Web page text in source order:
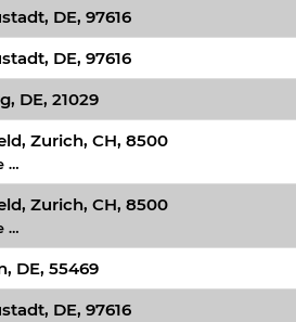
DE, 97616
DE, 97616
DE, 21029
Zurich, CH, 8500
…
Zurich, CH, 8500
…
DE, 55469
DE, 97616